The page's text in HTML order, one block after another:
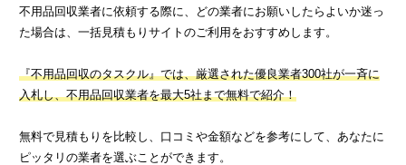
不用品回収業者に依頼する際に、どの業者にお願いしたらよいか迷っ
た場合は、一括見積もりサイトのご利用をおすすめします。
『不用品回収のタスクル』では、厳選された優良業者300社が一斉に
入札し、不用品回収業者を最大5社まで無料で紹介！
無料で見積もりを比較し、口コミや金額などを参考にして、あなたに
ピッタリの業者を選ぶことができます。